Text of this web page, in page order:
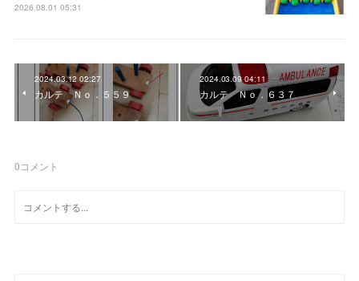
2026.08.01 05:31
2024.03.12 02:27
カルテ Ｎｏ．５５９
2024.03.09 04:11
カルテ Ｎｏ．６３７
0コメント